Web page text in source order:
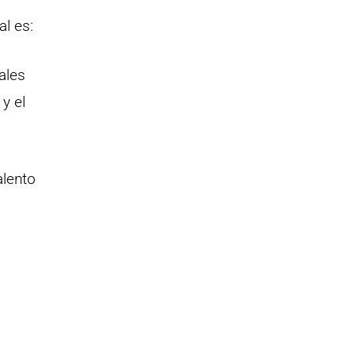
es:
el